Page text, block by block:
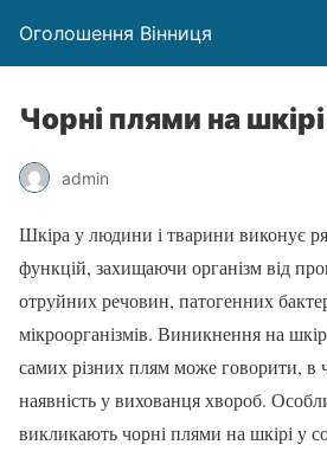
Оголошення Вінниця
Чорні плями на
admin
Шкіра у людини і тварини виконує
функцій, захищаючи організм від
отруйних речовин, патогенних
мікроорганізмів. Виникнення на
самих різних плям може говорити, в
наявність у вихованця хвороб.
викликають чорні плями на шкірі у